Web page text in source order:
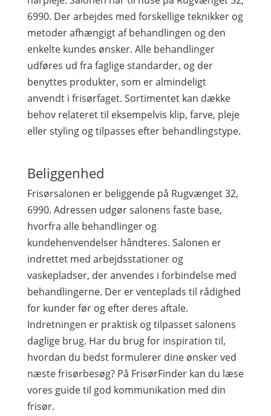
6990. Der arbejdes med forskellige teknikker og
metoder afhængigt af behandlingen og den
enkelte kundes ønsker. Alle behandlinger
udføres ud fra faglige standarder, og der
benyttes produkter, som er almindeligt
anvendt i frisørfaget. Sortimentet kan dække
behov relateret til eksempelvis klip, farve, pleje
eller styling og tilpasses efter behandlingstype.
Beliggenhed
Frisørsalonen er beliggende på Rugvænget 32,
6990. Adressen udgør salonens faste base,
hvorfra alle behandlinger og
kundehenvendelser håndteres. Salonen er
indrettet med arbejdsstationer og
vaskepladser, der anvendes i forbindelse med
behandlingerne. Der er venteplads til rådighed
for kunder før og efter deres aftale.
Indretningen er praktisk og tilpasset salonens
daglige brug. Har du brug for inspiration til,
hvordan du bedst formulerer dine ønsker ved
næste frisørbesøg? På FrisørFinder kan du læse
vores guide til god kommunikation med din
frisør.